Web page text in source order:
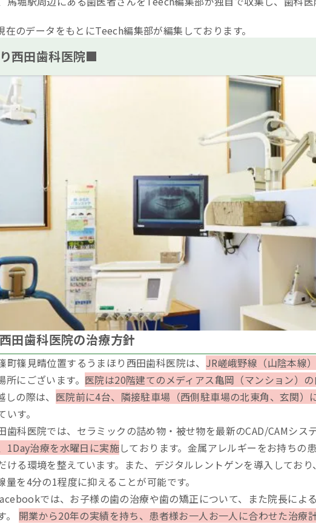
のデータをもとにTeech編集部が編集しております。
西田歯科医院■
田歯科医院の治療方針
町篠見晴位置するうまほり西田歯科医院は、 JR嵯峨野線（山陰本線
にございます。 医院は20階建てのメディアス亀岡（マンション）
の際は、 医院前に4台、隣接駐車場（西側駐車場の北東角、玄関）
す。
歯科医院では、セラミックの詰め物・被せ物を最新のCAD/CAMシス
1Day治療を水曜日に実施しております。金属アレルギーをお持ちの
ける環境を整えています。また、デジタルレントゲンを導入してお
量を4分の1程度に抑えることが可能です。
では、お子様の歯の治療や歯の矯正について、また院長によ
開業から20年の実績を持ち、患者様お一人お一人に合わせた治療